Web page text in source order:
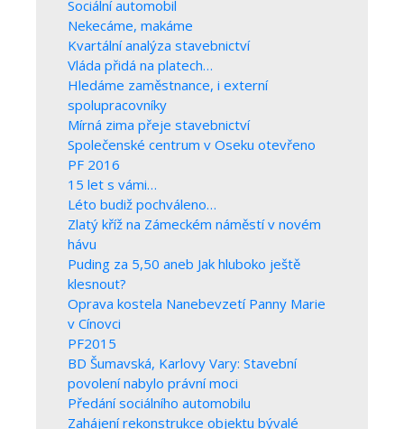
Sociální automobil
Nekecáme, makáme
Kvartální analýza stavebnictví
Vláda přidá na platech…
Hledáme zaměstnance, i externí
spolupracovníky
Mírná zima přeje stavebnictví
Společenské centrum v Oseku otevřeno
PF 2016
15 let s vámi…
Léto budiž pochváleno…
Zlatý kříž na Zámeckém náměstí v novém
hávu
Puding za 5,50 aneb Jak hluboko ještě
klesnout?
Oprava kostela Nanebevzetí Panny Marie
v Cínovci
PF2015
BD Šumavská, Karlovy Vary: Stavební
povolení nabylo právní moci
Předání sociálního automobilu
Zahájení rekonstrukce objektu bývalé